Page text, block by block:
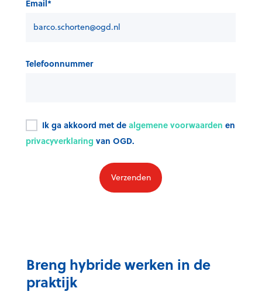
Email*
Telefoonnummer
Ik ga akkoord met de algemene voorwaarden en
privacyverklaring van OGD.
Breng hybride werken in de
praktijk